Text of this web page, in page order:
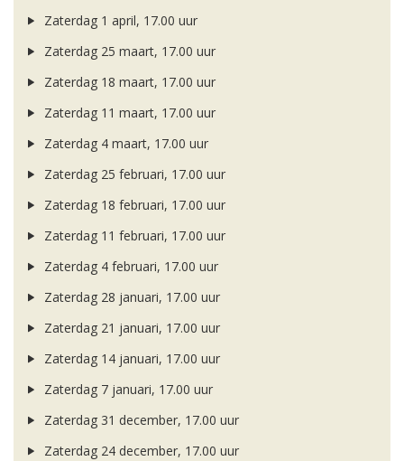
Zaterdag 1 april, 17.00 uur
Zaterdag 25 maart, 17.00 uur
Zaterdag 18 maart, 17.00 uur
Zaterdag 11 maart, 17.00 uur
Zaterdag 4 maart, 17.00 uur
Zaterdag 25 februari, 17.00 uur
Zaterdag 18 februari, 17.00 uur
Zaterdag 11 februari, 17.00 uur
Zaterdag 4 februari, 17.00 uur
Zaterdag 28 januari, 17.00 uur
Zaterdag 21 januari, 17.00 uur
Zaterdag 14 januari, 17.00 uur
Zaterdag 7 januari, 17.00 uur
Zaterdag 31 december, 17.00 uur
Zaterdag 24 december, 17.00 uur